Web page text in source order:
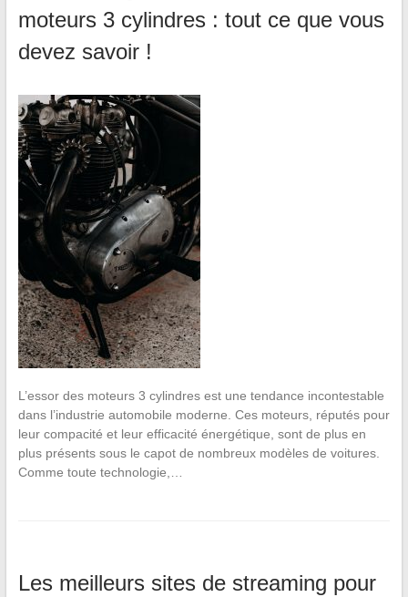
moteurs 3 cylindres : tout ce que vous
devez savoir !
L’essor des moteurs 3 cylindres est une tendance incontestable
dans l’industrie automobile moderne. Ces moteurs, réputés pour
leur compacité et leur efficacité énergétique, sont de plus en
plus présents sous le capot de nombreux modèles de voitures.
Comme toute technologie,…
Les meilleurs sites de streaming pour